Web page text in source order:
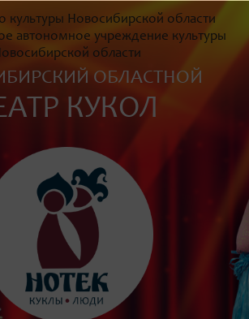
культуры Новосибирской области
автономное учреждение культуры
области
ОБЛАСТНОЙ
КУКОЛ